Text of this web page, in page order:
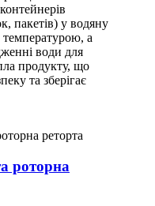
пакетів) у водяну
а
води для
продукту, що
та зберігає
роторна